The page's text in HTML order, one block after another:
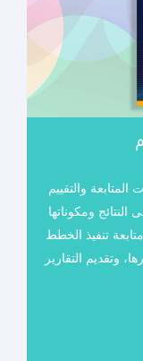
والتقييم
النتائج ومكوناتها
تنفيذ الخطط
وتقديم التقارير